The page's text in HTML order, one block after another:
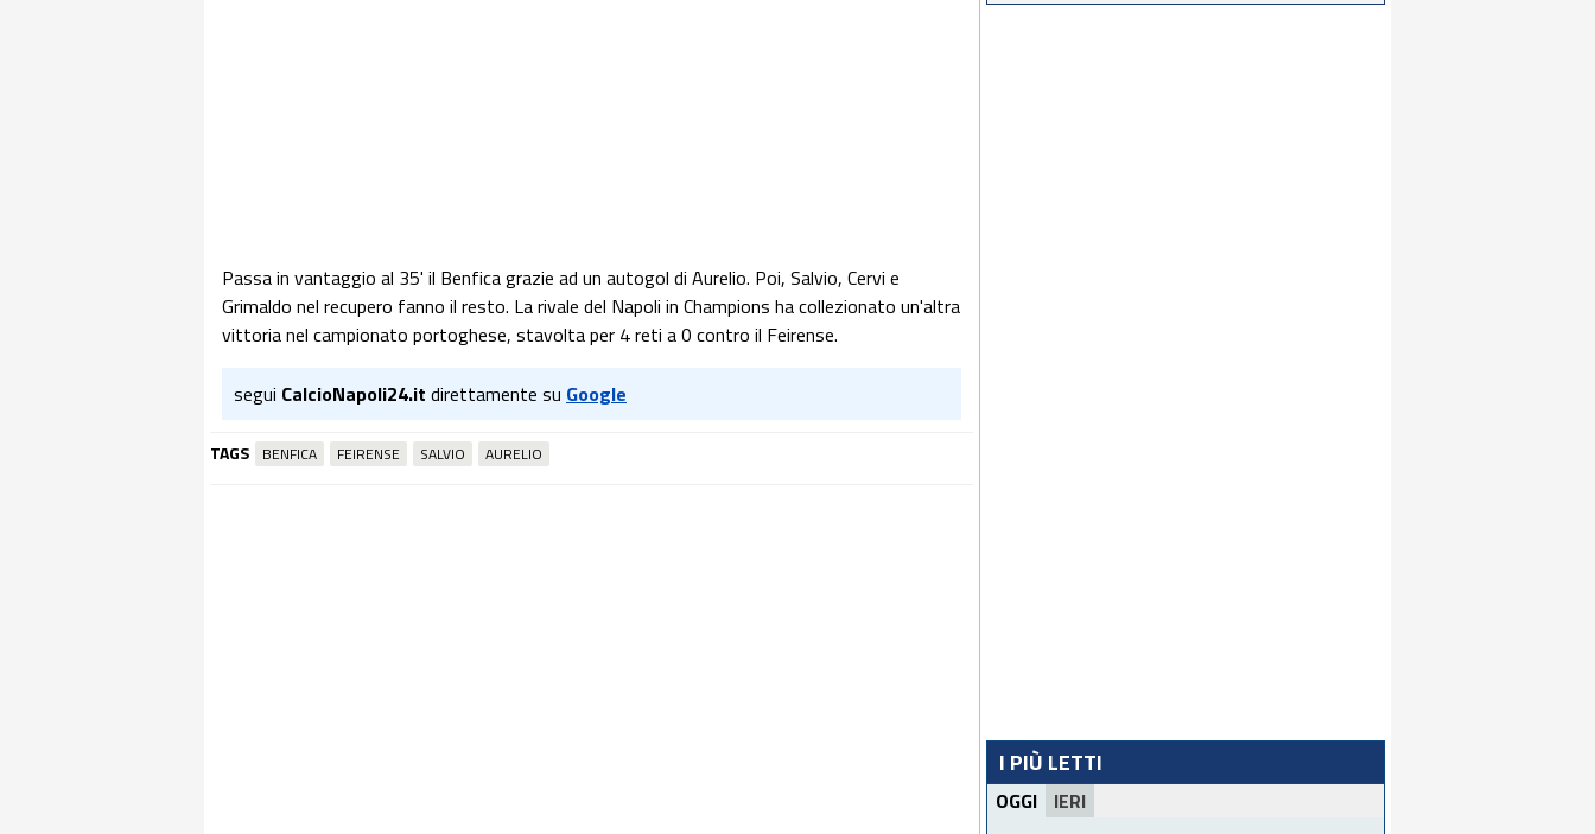
Passa in vantaggio al 35' il Benfica grazie ad un autogol di Aurelio. Poi, Salvio, Cervi e
Grimaldo nel recupero fanno il resto. La rivale del Napoli in Champions ha collezionato un'altra
vittoria nel campionato portoghese, stavolta per 4 reti a 0 contro il Feirense.
segui CalcioNapoli24.it direttamente su Google
TAGS BENFICA FEIRENSE SALVIO AURELIO
I PIÙ LETTI
OGGI IERI